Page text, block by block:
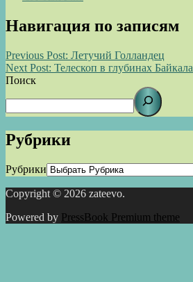
Навигация по записям
Previous Post: Летучий Голландец
Next Post: Телескоп в глубинах Байкала
Поиск
Рубрики
Рубрики
Copyright © 2026 zateevo.
Powered by PressBook Premium theme